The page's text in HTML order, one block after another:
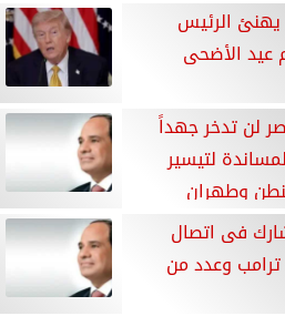
الرئيس
الأضحى
لن تدخر جهداً
لتيسير
وطهران
فى اتصال
وعدد من